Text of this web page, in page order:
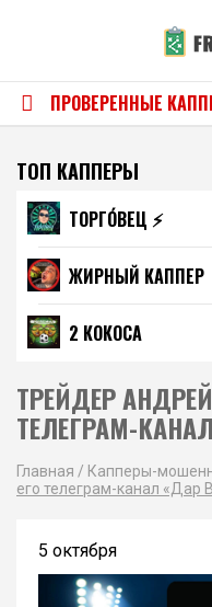
ПРОВЕРЕННЫЕ
ТОП КАППЕРЫ
ТОРГО́ВЕЦ ⚡️
ЖИРНЫЙ КАППЕР
2 КОКОСА
ТРЕЙДЕР
ТЕЛЕГРАМ-
Главная / Капперы-
его телеграм-канал «Дар
5 октября